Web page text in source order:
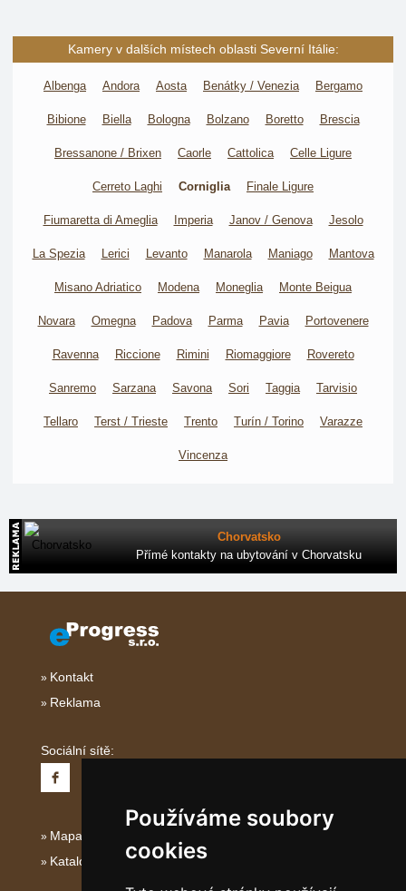
Používáme soubory
cookies
Kamery v dalších místech oblasti Severní Itálie:
Albenga Andora Aosta Benátky / Venezia Bergamo
Bibione Biella Bologna Bolzano Boretto Brescia
Bressanone / Brixen Caorle Cattolica Celle Ligure
Cerreto Laghi Corniglia Finale Ligure
Fiumaretta di Ameglia Imperia Janov / Genova Jesolo
La Spezia Lerici Levanto Manarola Maniago Mantova
Misano Adriatico Modena Moneglia Monte Beigua
Novara Omegna Padova Parma Pavia Portovenere
Ravenna Riccione Rimini Riomaggiore Rovereto
Sanremo Sarzana Savona Sori Taggia Tarvisio
Tellaro Terst / Trieste Trento Turín / Torino Varazze
Vincenza
Chorvatsko
Přímé kontakty na ubytování v Chorvatsku
Kontakt
Reklama
Sociální sítě:
Mapa serveru Severní Itálie
Katalog ubytování